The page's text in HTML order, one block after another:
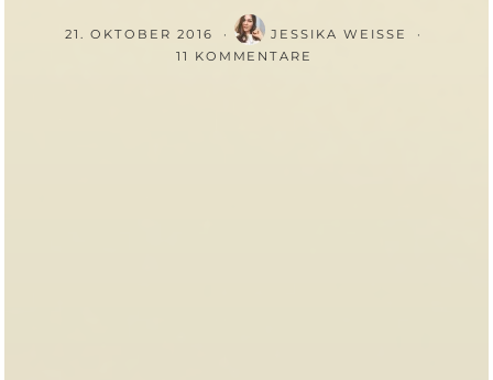
21. OKTOBER 2016
JESSIKA WEISSE
11 KOMMENTARE